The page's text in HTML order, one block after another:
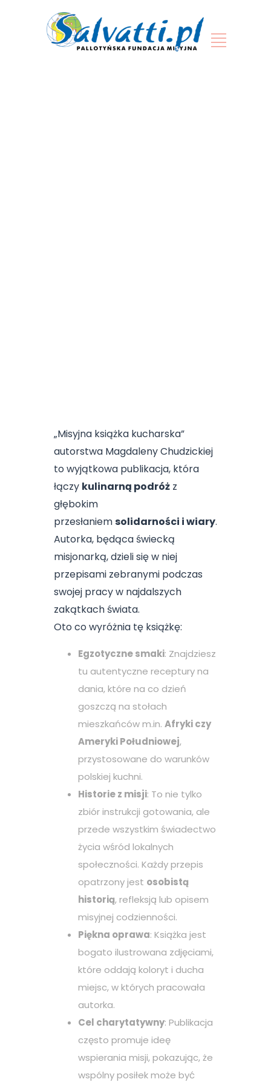
Nagroda quizu
„Misyjna książka kucharska”
autorstwa Magdaleny Chudzickiej
to wyjątkowa publikacja, która
łączy kulinarną podróż z
głębokim
przesłaniemsolidarności i wiary.
Autorka, będąca świecką
misjonarką, dzieli się w niej
przepisami zebranymi podczas
swojej pracy w najdalszych
zakątkach świata.
Oto co wyróżnia tę książkę:
Egzotyczne smaki: Znajdziesz
tu autentyczne receptury na
dania, które na co dzień
goszczą na stołach
mieszkańców m.in. Afryki czy
Ameryki Południowej,
przystosowane do warunków
polskiej kuchni.
Historie z misji: To nie tylko
zbiór instrukcji gotowania, ale
przede wszystkim świadectwo
życia wśród lokalnych
społeczności. Każdy przepis
opatrzony jest osobistą
historią, refleksją lub opisem
misyjnej codzienności.
Piękna oprawa: Książka jest
bogato ilustrowana zdjęciami,
które oddają koloryt i ducha
miejsc, w których pracowała
autorka.
Cel charytatywny: Publikacja
często promuje ideę
wspierania misji, pokazując, że
wspólny posiłek może być